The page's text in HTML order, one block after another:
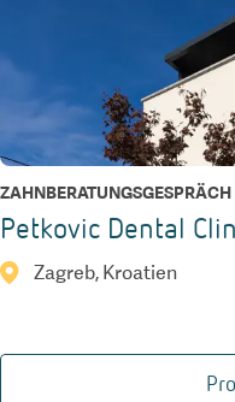
ZAHNBERATUNGSGESPRÄCH
Petkovic Dental
Zagreb, Kroatien